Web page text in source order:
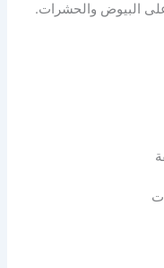
على البيوض والحشرات.